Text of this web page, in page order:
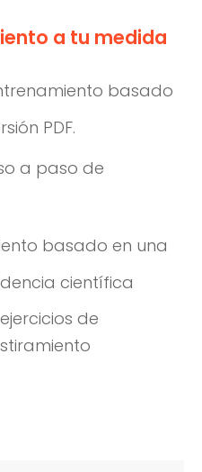
a tu medida
basado
PDF.
a paso de
basado en una
científica
de